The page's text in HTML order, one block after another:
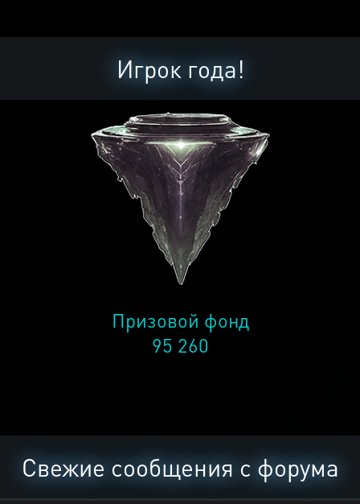
Игрок года!
Призовой фонд
95 260
Свежие сообщения с форума